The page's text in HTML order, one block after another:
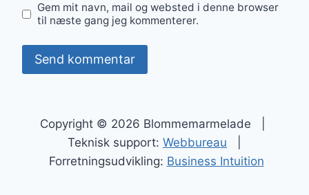
Gem mit navn, mail og websted i denne browser
til næste gang jeg kommenterer.
Copyright © 2026 Blommemarmelade |
Teknisk support: Webbureau
Forretningsudvikling: Business Intuition